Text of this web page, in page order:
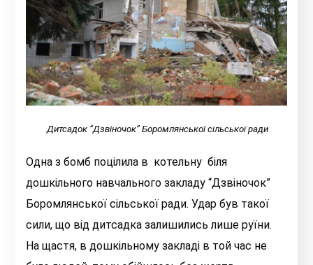
Дитсадок “Дзвіночок” Боромлянської сільської ради
Одна з бомб поцілила в котельну біля
дошкільного навчального закладу “Дзвіночок”
Боромлянської сільської ради. Удар був такої
сили, що від дитсадка залишились лише руїни.
На щастя, в дошкільному закладі в той час не